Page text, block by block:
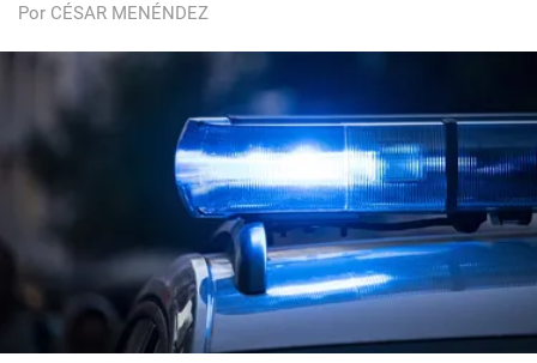
Por CÉSAR MENÉNDEZ